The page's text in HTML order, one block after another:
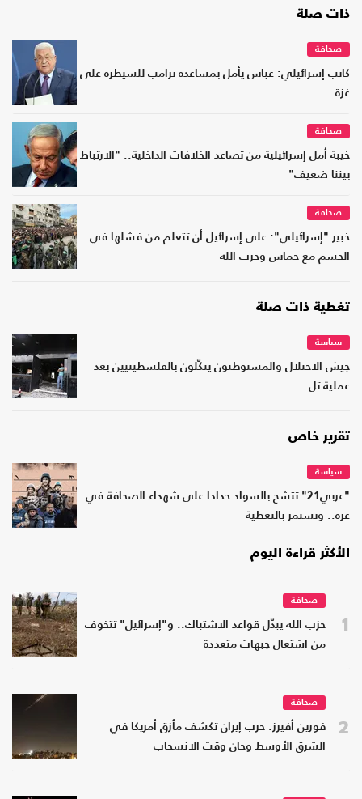
ذات صلة
صحافة
كاتب إسرائيلي: عباس يأمل بمساعدة ترامب للسيطرة على
غزة
صحافة
خيبة أمل إسرائيلية من تصاعد الخلافات الداخلية.. "الارتباط
بيننا ضعيف"
صحافة
خبير "إسرائيلي": على إسرائيل أن تتعلم من فشلها في
الحسم مع حماس وحزب الله
تغطية ذات صلة
سياسة
جيش الاحتلال والمستوطنون ينكّلون بالفلسطينيين بعد
عملية تل
تقرير خاص
سياسة
"عربي21" تتشح بالسواد حدادا على شهداء الصحافة في
غزة.. وتستمر بالتغطية
الأكثر قراءة اليوم
1
صحافة
حزب الله يبدّل قواعد الاشتباك.. و"إسرائيل" تتخوف
من اشتعال جبهات متعددة
2
صحافة
فورين أفيرز: حرب إيران تكشف مأزق أمريكا في
الشرق الأوسط وحان وقت الانسحاب